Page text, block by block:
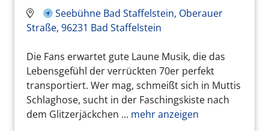
Seebühne Bad Staffelstein, Oberauer
Straße, 96231 Bad Staffelstein
Die Fans erwartet gute Laune Musik, die das
Lebensgefühl der verrückten 70er perfekt
transportiert. Wer mag, schmeißt sich in Muttis
Schlaghose, sucht in der Faschingskiste nach
dem Glitzerjäckchen ... mehr anzeigen